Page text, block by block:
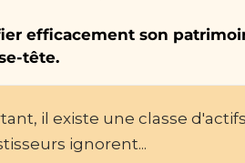
efficacement son
tête.
il existe une classe
ignorent...